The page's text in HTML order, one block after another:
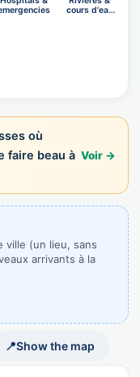
cours d'eau
où
faire beau à Voir →
ville (un lieu, sans
arrivants à la
📍Show the map